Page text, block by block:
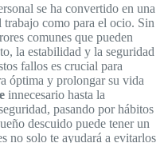
se ha convertido en una
trabajo como para el ocio. Sin
comunes que pueden
la estabilidad y la seguridad
fallos es crucial para
óptima y prolongar su vida
innecesario hasta la
pasando por hábitos
descuido puede tener un
no solo te ayudará a evitarlos